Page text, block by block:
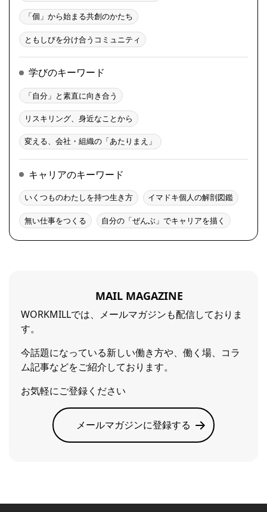
「個」から始まる共創のかたち
ともしびを分け合うコミュニティ
学びのキーワード
「自分」と素直に向き合う
リスキリング、身近なことから
変える、会社・組織の「あたりまえ」
キャリアのキーワード
いくつものわたしを持つ生き方 イマドキ個人の解剖図鑑
無い仕事をつくる 自分の「ぜんぶ」でキャリアを描く
MAIL MAGAZINE
WORKMILLでは、メールマガジンも配信しておりま
す。
今話題になっている新しい働き方や、働く場、コラ
ム記事などをご紹介しております。
お気軽にご登録ください
メールマガジンに登録する